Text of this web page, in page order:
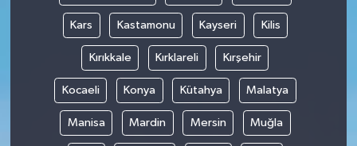
Kars Kastamonu Kayseri Kilis
Kırıkkale Kırklareli Kırşehir
Kocaeli Konya Kütahya Malatya
Manisa Mardin Mersin Muğla